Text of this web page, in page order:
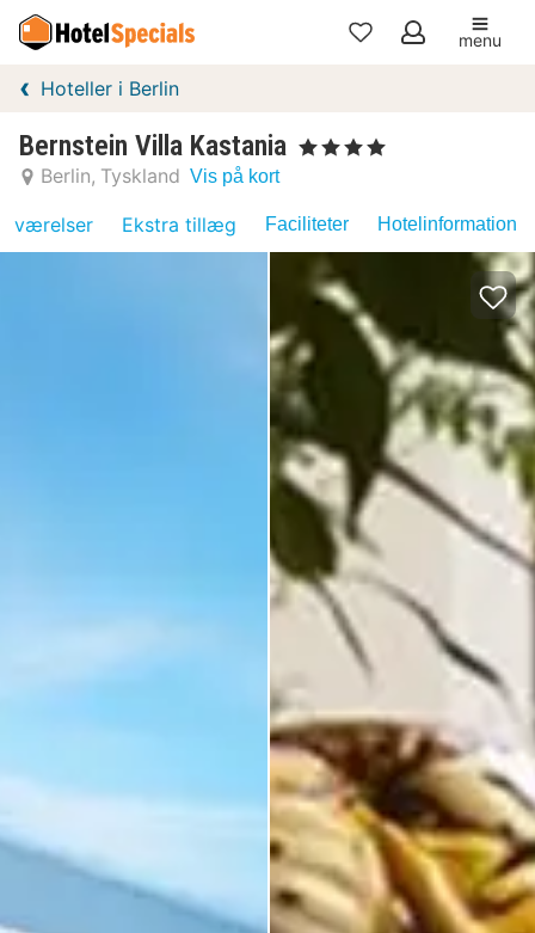
Mine
menu
Hoteller i Berlin
Bernstein Villa Kastania , 4 Stjerner
Berlin Tyskland Vis på kort
værelser Ekstra tillæg Faciliteter Hotelinformation